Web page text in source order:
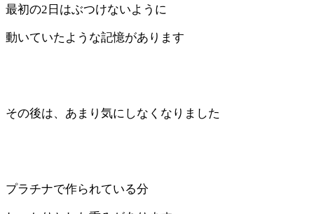
最初の2日はぶつけないように
動いていたような記憶があります
その後は、あまり気にしなくなりました
プラチナで作られている分